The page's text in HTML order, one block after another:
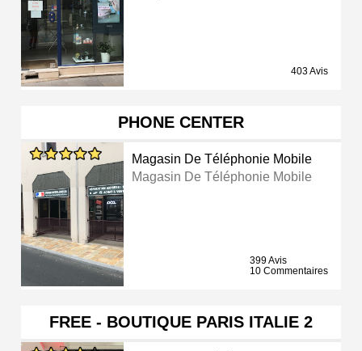
403 Avis
PHONE CENTER
Magasin De Téléphonie Mobile
Magasin De Téléphonie Mobile
399 Avis
10 Commentaires
FREE - BOUTIQUE PARIS ITALIE 2